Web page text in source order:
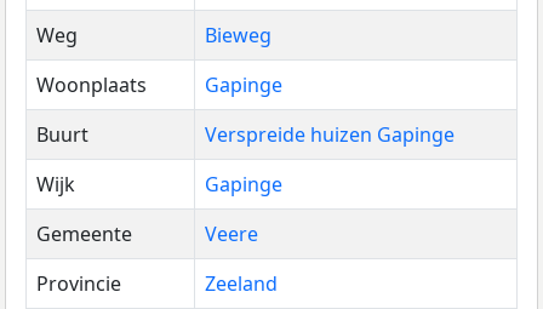
Weg
Bieweg
Woonplaats
Gapinge
Buurt
Verspreide huizen Gapinge
Wijk
Gapinge
Gemeente
Veere
Provincie
Zeeland